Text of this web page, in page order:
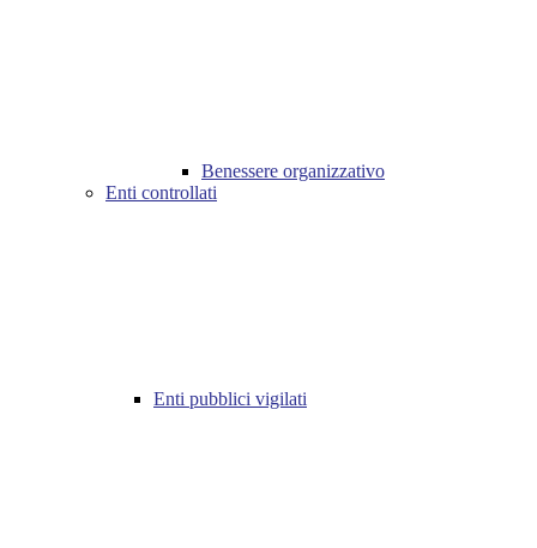
Benessere organizzativo
Enti controllati
Enti pubblici vigilati